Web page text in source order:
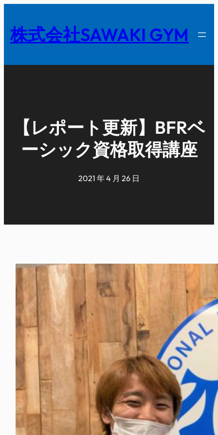
を
キ
株式会社SAWAKI GYM
【レポート更新】BFRベ
ーシック資格取得講座
2021 年 4 月 26 日